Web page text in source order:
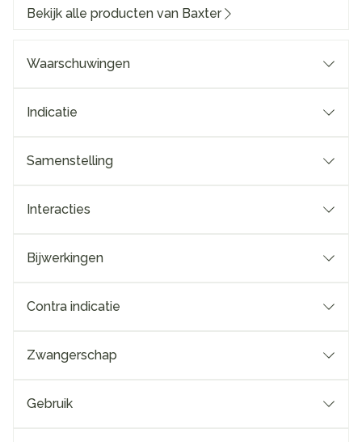
Bekijk alle producten van Baxter
Waarschuwingen
Indicatie
Samenstelling
Interacties
Bijwerkingen
Contra indicatie
Zwangerschap
Gebruik